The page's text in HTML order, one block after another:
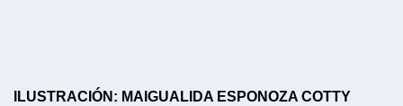
ILUSTRACIÓN: MAIGUALIDA ESPONOZA COTTY